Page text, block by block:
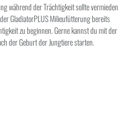
während der Trächtigkeit sollte vermieden
GladiatorPLUS Milieufütterung bereits
zu beginnen. Gerne kannst du mit der
der Geburt der Jungtiere starten.